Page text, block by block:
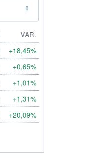
VAR.
+18,45%
+0,65%
+1,01%
+1,31%
+20,09%